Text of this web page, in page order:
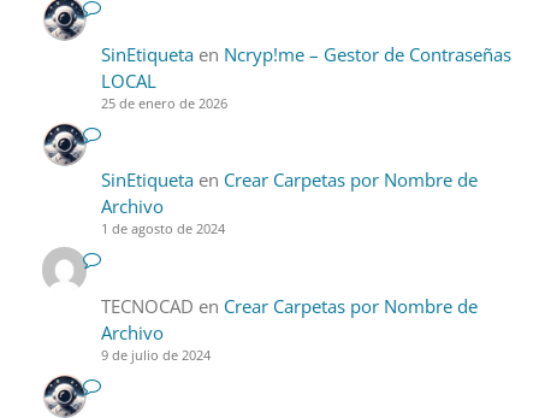
SinEtiquetaen Ncryp!me – Gestor de Contraseñas
LOCAL
25 de enero de 2026
SinEtiquetaen Crear Carpetas por Nombre de
Archivo
1 de agosto de 2024
TECNOCAD en Crear Carpetas por Nombre de
Archivo
9 de julio de 2024